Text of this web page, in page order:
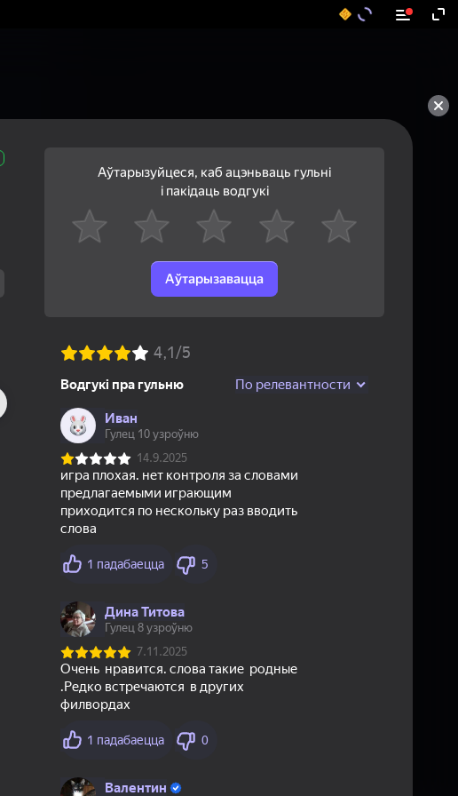
Аўтарызуйцеся, каб ацэньваць гульні
і пакідаць водгукі
Аўтарызавацца